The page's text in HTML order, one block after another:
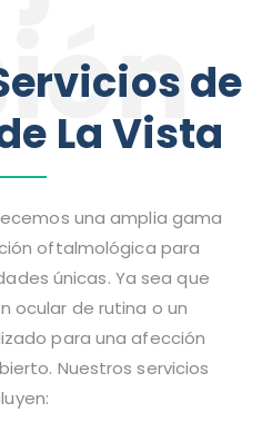
de
La Vista
una amplia gama
oftalmológica para
únicas. Ya sea que
ocular de rutina o un
para una afección
Nuestros servicios